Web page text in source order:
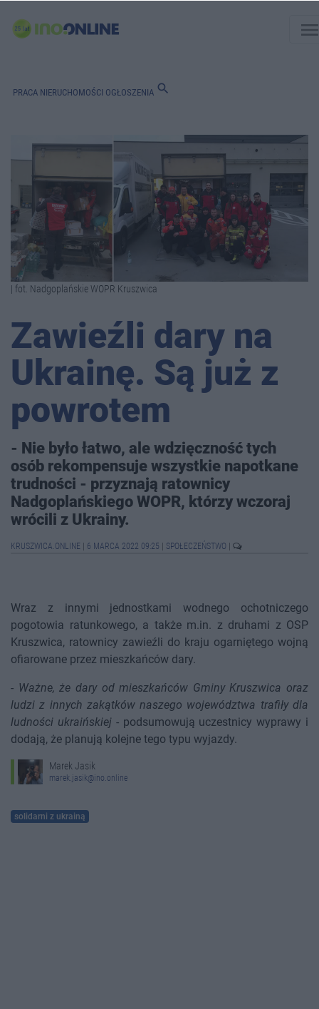
PRACA NIERUCHOMOŚCI OGŁOSZENIA search
| fot. Nadgoplańskie WOPR Kruszwica
Zawieźli dary na
Ukrainę. Są już z
powrotem
- Nie było łatwo, ale wdzięczność tych
osób rekompensuje wszystkie napotkane
trudności - przyznają ratownicy
Nadgoplańskiego WOPR, którzy wczoraj
wrócili z Ukrainy.
KRUSZWICA.ONLINE 6 MARCA 2022 09:25 SPOŁECZEŃSTWO
Wraz z innymi jednostkami wodnego ochotniczego
pogotowia ratunkowego, a także m.in. z druhami z OSP
Kruszwica, ratownicy zawieźli do kraju ogarniętego wojną
ofiarowane przez mieszkańców dary.
- Ważne, że dary od mieszkańców Gminy Kruszwica oraz
ludzi z innych zakątków naszego województwa trafiły dla
ludności ukraińskiej- podsumowują uczestnicy wyprawy i
dodają, że planują kolejne tego typu wyjazdy.
Marek Jasik
marek.jasik@ino.online
solidarni z ukrainą